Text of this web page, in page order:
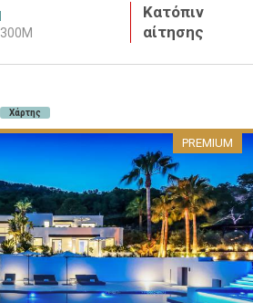
300M
Κατόπιν
αίτησης
Χάρτης
PREMIUM